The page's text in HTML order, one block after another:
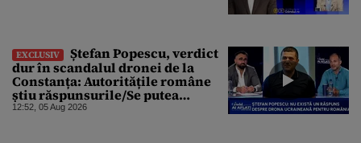
EXCLUSIV
Ștefan Popescu, verdict
dur în scandalul dronei de la
Constanța: Autoritățile române
știu răspunsurile/Se putea
protesta, dar probabil că nu s-a
12:52, 05 Aug 2026